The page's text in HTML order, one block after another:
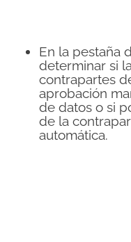
En la pestaña
determinar si
contrapartes
aprobación
de datos o si
de la
automática.